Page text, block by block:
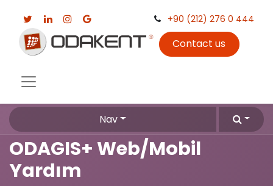
+90 (212) 276 0 444
Contact us
Nav
ODAGIS+ Web/Mobil
Yardım